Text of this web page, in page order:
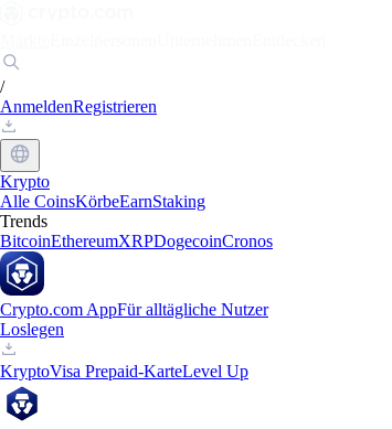
/
AnmeldenRegistrieren
Krypto
Alle CoinsKörbeEarnStaking
Trends
BitcoinEthereumXRPDogecoinCronos
Crypto.com AppFür alltägliche Nutzer
Loslegen
KryptoVisa Prepaid-KarteLevel Up